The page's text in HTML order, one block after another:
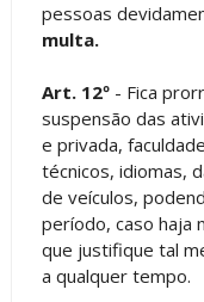
pessoas
multa.
Art. 12º- Fica
suspensão das
e privada,
técnicos, idiomas,
de veículos,
período, caso haja
que justifique tal
a qualquer tempo.